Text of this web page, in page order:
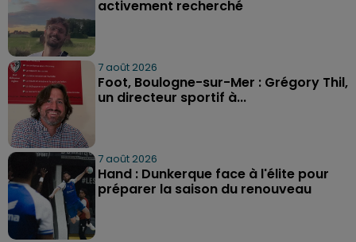
activement recherché
7 août 2026
Foot, Boulogne-sur-Mer : Grégory Thil,
un directeur sportif à...
7 août 2026
Hand : Dunkerque face à l'élite pour
préparer la saison du renouveau